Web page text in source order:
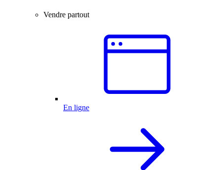
Vendre partout
En ligne